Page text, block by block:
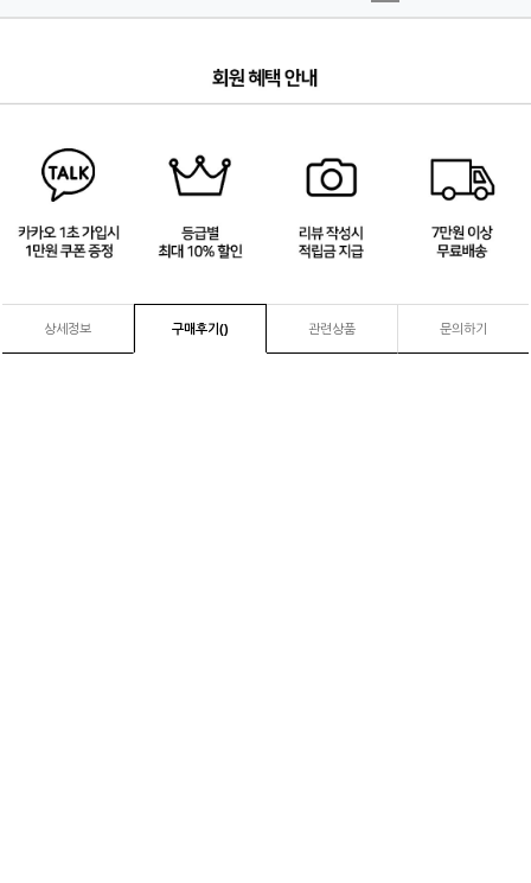
상세정보 구매후기() 관련상품 문의하기